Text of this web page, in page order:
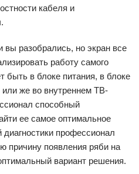
кабеля и
разобрались, но экран все
работу самого
быть в блоке питания, в блоке
же во внутреннем ТВ-
способный
ее самое оптимальное
профессионал
причину появления ряби на
вариант решения.